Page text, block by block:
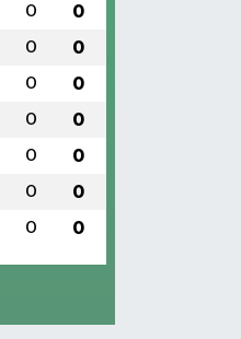
0 0
0 0
0 0
0 0
0 0
0 0
0 0